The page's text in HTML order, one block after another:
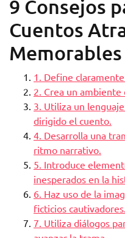
9 Consejos
Cuentos
Memorables
1. Define
2. Crea un
3. Utiliza un
dirigido el cuento.
4. Desarrolla una
ritmo narrativo.
5. Introduce
inesperados en la
6. Haz uso de la
ficticios cautivadores.
7. Utiliza diálogos